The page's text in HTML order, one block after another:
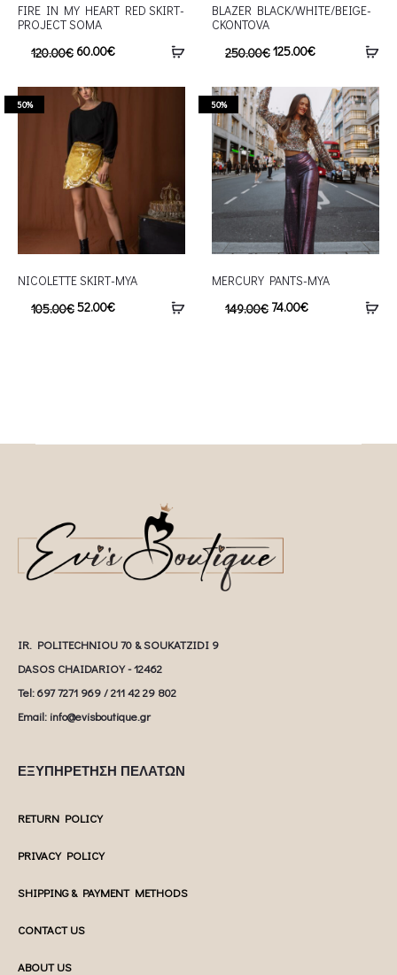
FIRE IN MY HEART RED SKIRT-
PROJECT SOMA
120.00€ 60.00€
BLAZER BLACK/WHITE/BEIGE-
CKONTOVA
250.00€125.00€
50%
NICOLETTE SKIRT-MYA
105.00€52.00€
50%
MERCURY PANTS-MYA
149.00€ 74.00€
IR. POLITECHNIOU 70 & SOUKATZIDI 9
DASOS CHAIDARIOY - 12462
Tel: 697 7271 969 / 211 42 29 802
Email: info@evisboutique.gr
ΕΞΥΠΗΡΕΤΗΣΗ ΠΕΛΑΤΩΝ
RETURN POLICY
PRIVACY POLICY
SHIPPING & PAYMENT METHODS
CONTACT US
ABOUT US